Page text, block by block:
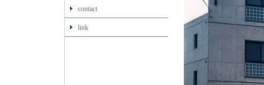
contact
link